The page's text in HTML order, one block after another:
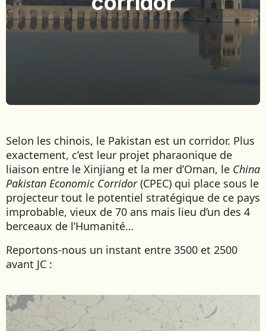
BURUNDI
CAMBODGE
COLOMBIE
COSTA RICA
DJIBOUTI
EGYPTE
EMIRATS ARABES UNIS
EQUATEUR
ESTONIE
ETHIOPIE
GEORGIE
GHANA
GRÈCE
Selon les chinois, le Pakistan est un corridor. Plus
exactement, c’est leur projet pharaonique de
liaison entre le Xinjiang et la mer d’Oman, le China
Pakistan Economic Corridor(CPEC) qui place sous le
projecteur tout le potentiel stratégique de ce pays
improbable, vieux de 70 ans mais lieu d’un des 4
berceaux de l’Humanité…
Reportons-nous un instant entre 3500 et 2500
avant JC :